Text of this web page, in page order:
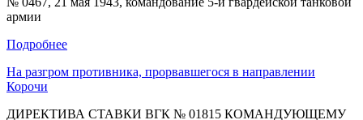
армии
Подробнее
На разгром противника, прорвавшегося в направлении
Корочи
ДИРЕКТИВА СТАВКИ ВГК № 01815 КОМАНДУЮЩЕМУ